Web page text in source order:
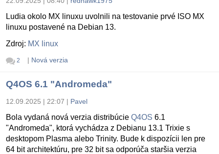
Ludia okolo MX linuxu uvolnili na testovanie prvé ISO MX
linuxu postavené na Debian 13.
Zdroj: MX linux
2 | Nová verzia
Q4OS 6.1 "Andromeda"
12.09.2025 | 22:07 | Pavel
Bola vydaná nová verzia distribúcie Q4OS 6.1
"Andromeda", ktorá vychádza z Debianu 13.1 Trixie s
desktopom Plasma alebo Trinity. Bude k dispozícii len pre
64 bit architektúru, pre 32 bit sa odporúča staršia verzia